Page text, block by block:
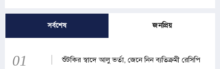
সর্বশেষ জনপ্রিয়
01 শুঁটকির স্বাদে আলু ভর্তা, জেনে নিন ব্যতিক্রমী রেসিপি